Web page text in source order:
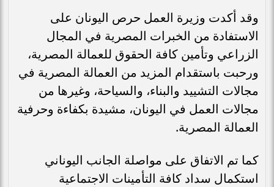
وقد أكدت وزيرة العمل حرص اليونان على
الاستفادة من الخبرات المصرية في المجال
الزراعي وتأمين كافة الحقوق للعمالة المصرية،
ورحبت باستقدام المزيد من العمالة المصرية في
مجالات التشييد والبناء، والسياحة، وغيرها من
مجالات العمل في اليونان، مشيدة بكفاءة وحرفية
العمالة المصرية.
كما تم الاتفاق على مواصلة الجانب اليوناني
استكمال سداد كافة التأمينات الاجتماعية